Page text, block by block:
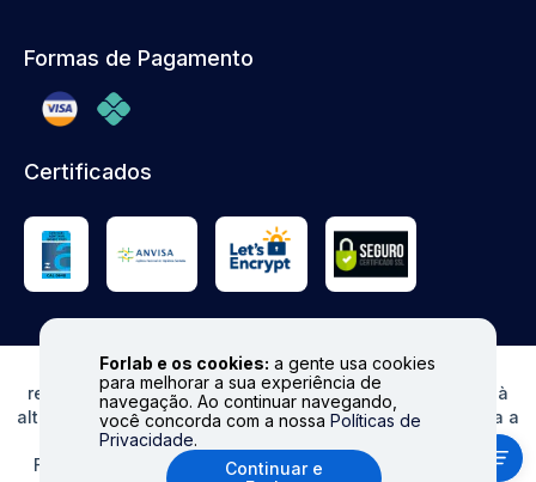
Forlab e os cookies: a gente usa cookies
para melhorar a sua experiência de
navegação. Ao continuar navegando,
você concorda com a nossa Políticas de
Privacidade.
Continuar e
Formas de Pagamento
Certificados
© FORLAB - Todos os direitos reservados. Proibida
reprodução total ou parcial. Preços e Estoques sujeitos à
alteração sem aviso prévio. Ofertas válidas somente para a
loja virtual. Fale conosco|
Formas de pagamento aceitas: cartões de crédito (Visa,